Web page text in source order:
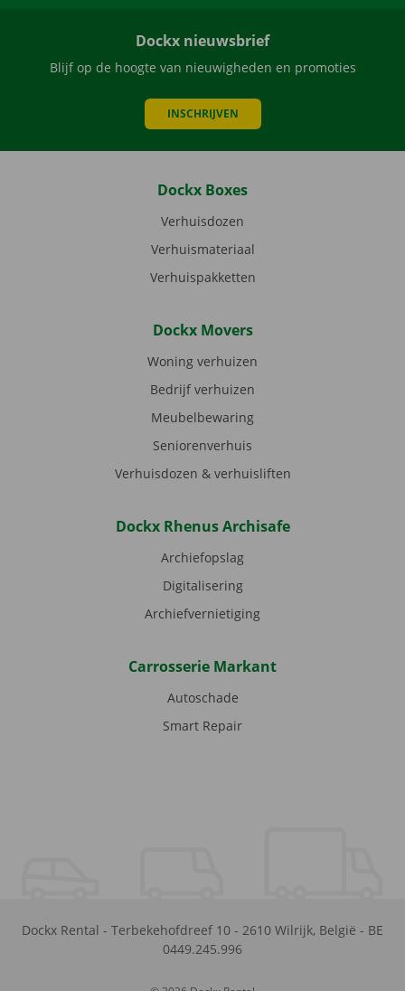
Dockx nieuwsbrief
Blijf op de hoogte van nieuwigheden en promoties
INSCHRIJVEN
Dockx Boxes
Verhuisdozen
Verhuismateriaal
Verhuispakketten
Dockx Movers
Woning verhuizen
Bedrijf verhuizen
Meubelbewaring
Seniorenverhuis
Verhuisdozen & verhuisliften
Dockx Rhenus Archisafe
Archiefopslag
Digitalisering
Archiefvernietiging
Carrosserie Markant
Autoschade
Smart Repair
Dockx Rental - Terbekehofdreef 10 - 2610 Wilrijk, België - BE
0449.245.996